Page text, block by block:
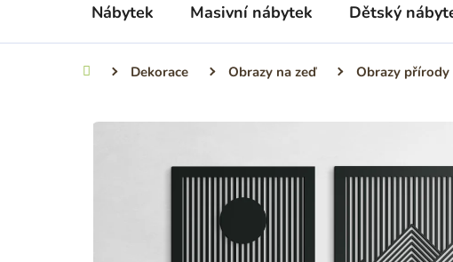
Nábytek Masivní nábytek Dětský
Domů Dekorace Obrazy na zeď Obrazy přírody